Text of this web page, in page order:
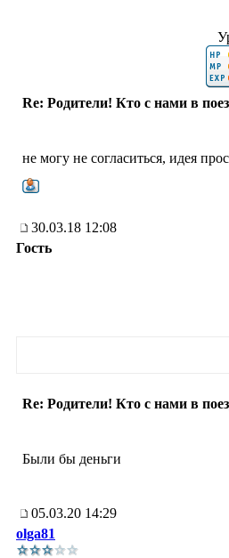
Re: Родители! Кто с нами в
не могу не согласиться, идея
30.03.18 12:08
Гость
Re: Родители! Кто с нами в
Были бы деньги
05.03.20 14:29
olga81